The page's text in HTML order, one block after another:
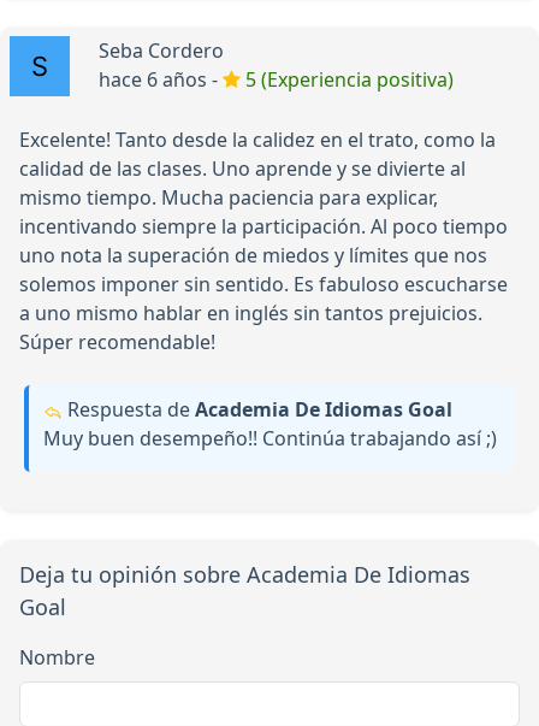
Seba Cordero
hace 6 años -
5 (Experiencia positiva)
Excelente! Tanto desde la calidez en el trato, como la
calidad de las clases. Uno aprende y se divierte al
mismo tiempo. Mucha paciencia para explicar,
incentivando siempre la participación. Al poco tiempo
uno nota la superación de miedos y límites que nos
solemos imponer sin sentido. Es fabuloso escucharse
a uno mismo hablar en inglés sin tantos prejuicios.
Súper recomendable!
Respuesta deAcademia De Idiomas Goal
Muy buen desempeño!! Continúa trabajando así ;)
Deja tu opinión sobre Academia De Idiomas
Goal
Nombre